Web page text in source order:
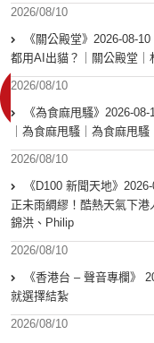
2026/08/10
《關公殿堂》2026-08-
都用AI出貓？｜關公殿堂｜
2026/08/10
《為食麻甩騷》2026-
｜為食麻甩騷｜為食麻甩
2026/08/10
《D100 新聞天地》
正未雨綢繆！酷熱天氣下
錦洪、Philip
2026/08/10
《香港台 – 聲音專欄》
就選擇結紮
2026/08/10